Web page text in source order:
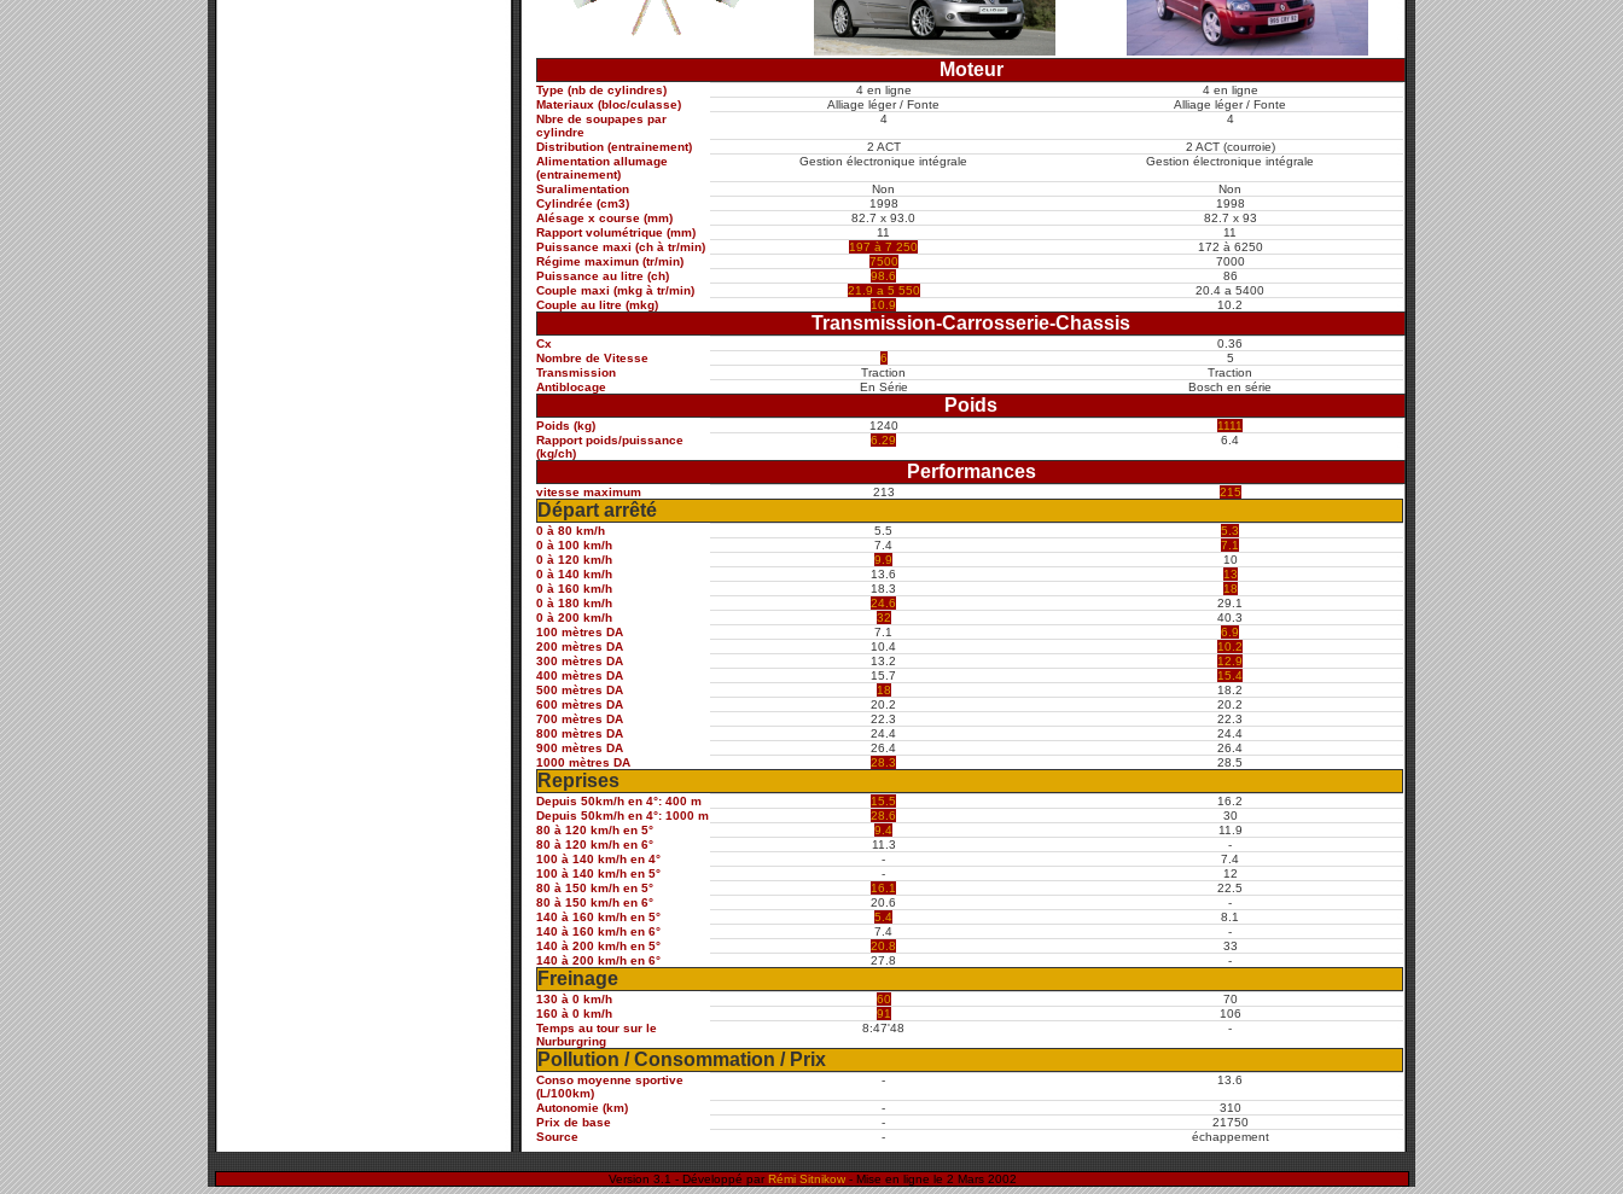
Moteur
Type (nb de cylindres) 4 en ligne
4 en ligne
Materiaux (bloc/culasse)
Alliage léger / Fonte
Alliage léger / Fonte
Nbre de soupapes par
cylindre
4 4
Distribution (entrainement) 2 ACT
2 ACT (courroie)
Alimentation allumage
(entrainement)
Gestion électronique intégrale Gestion électronique intégrale
Suralimentation Non
Non
Cylindrée (cm3)
1998
1998
Alésage x course (mm)
82.7 x 93.0
82.7 x 93
Rapport volumétrique (mm)
11
11
Puissance maxi (ch à tr/min)
197 à 7 250
172 à 6250
Régime maximun (tr/min)
7500
7000
Puissance au litre (ch)
98.6
86
Couple maxi (mkg à tr/min)
21.9 a 5 550
20.4 a 5400
Couple au litre (mkg)
10.9 10.2
Transmission-Carrosserie-Chassis
Cx
0.36
Nombre de Vitesse
6
5
Transmission
Traction
Traction
Antiblocage
En Série Bosch en série
Poids
Poids (kg) 1240
1111
Rapport poids/puissance
(kg/ch)
6.29 6.4
Performances
vitesse maximum 213 215
Départ arrêté
0 à 80 km/h 5.5
5.3
0 à 100 km/h
7.4
7.1
0 à 120 km/h
9.9
10
0 à 140 km/h
13.6
13
0 à 160 km/h
18.3
18
0 à 180 km/h
24.6
29.1
0 à 200 km/h
32
40.3
100 mètres DA
7.1
6.9
200 mètres DA
10.4
10.2
300 mètres DA
13.2
12.9
400 mètres DA
15.7
15.4
500 mètres DA
18
18.2
600 mètres DA
20.2
20.2
700 mètres DA
22.3
22.3
800 mètres DA
24.4
24.4
900 mètres DA
26.4
26.4
1000 mètres DA
28.3 28.5
Reprises
Depuis 50km/h en 4°: 400 m 15.5
16.2
Depuis 50km/h en 4°: 1000 m
28.6
30
80 à 120 km/h en 5°
9.4
11.9
80 à 120 km/h en 6°
11.3
-
100 à 140 km/h en 4°
-
7.4
100 à 140 km/h en 5°
-
12
80 à 150 km/h en 5°
16.1
22.5
80 à 150 km/h en 6°
20.6
-
140 à 160 km/h en 5°
5.4
8.1
140 à 160 km/h en 6°
7.4
-
140 à 200 km/h en 5°
20.8
33
140 à 200 km/h en 6°
27.8 -
Freinage
130 à 0 km/h 60
70
160 à 0 km/h
91
106
Temps au tour sur le
Nurburgring
8:47'48 -
Pollution / Consommation / Prix
Conso moyenne sportive
(L/100km)
- 13.6
Autonomie (km) -
310
Prix de base
-
21750
Source
- échappement
Version 3.1 - Développé par Rémi Sitnikow- Mise en ligne le 2 Mars 2002